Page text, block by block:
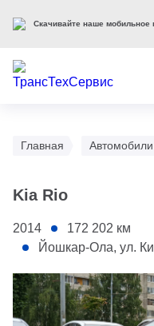
Главная
Kia Rio
2014 172 202 км
Йошкар-Ола, ул.
1 - Капот
Скачивайте наше мобильное